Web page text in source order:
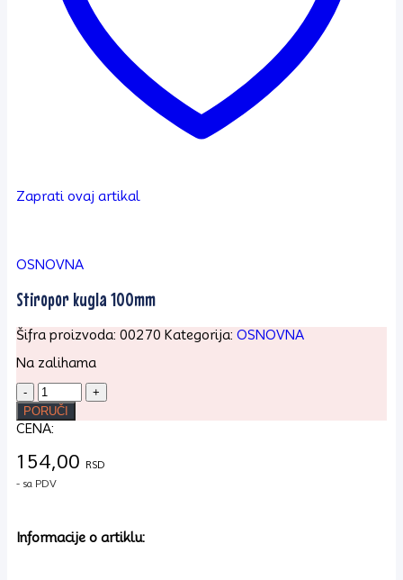
Zaprati ovaj artikal
OSNOVNA
Stiropor kugla 100mm
Šifra proizvoda: 00270 Kategorija: OSNOVNA
Na zalihama
Stiropor
kugla
100mm
količina
PORUČI
CENA:
154,00 RSD
- sa PDV
Informacije o artiklu: